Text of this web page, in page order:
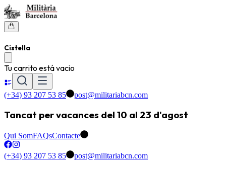
Cistella
Tu carrito está vacio
(+34) 93 207 53 85 post@militariabcn.com
Tancat per vacances del 10 al 23 d'agost
Qui SomFAQsContacte
(+34) 93 207 53 85 post@militariabcn.com